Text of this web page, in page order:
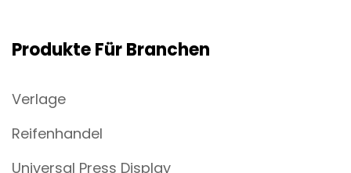
Produkte Für Branchen
Verlage
Reifenhandel
Universal Press Display